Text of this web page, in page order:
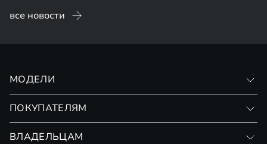
все новости
МОДЕЛИ
ПОКУПАТЕЛЯМ
ВЛАДЕЛЬЦАМ